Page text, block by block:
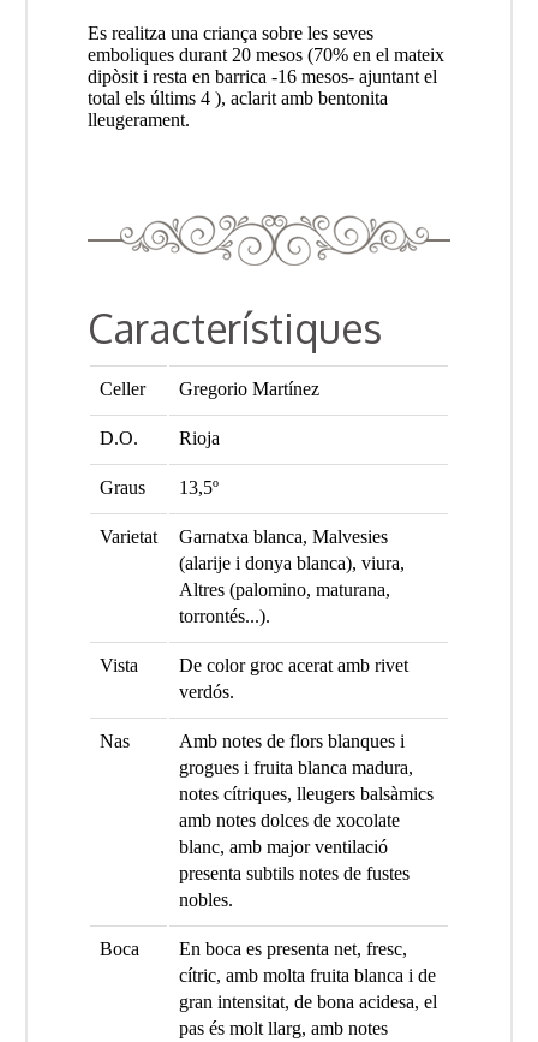
Es realitza una criança sobre les seves
emboliques durant 20 mesos (70% en el mateix
dipòsit i resta en barrica -16 mesos- ajuntant el
total els últims 4 ), aclarit amb bentonita
lleugerament.
Característiques
Celler Gregorio Martínez
D.O. Rioja
Graus 13,5º
Varietat
Garnatxa blanca, Malvesies
(alarije i donya blanca), viura,
Altres (palomino, maturana,
torrontés...).
Vista
De color groc acerat amb rivet
verdós.
Nas
Amb notes de flors blanques i
grogues i fruita blanca madura,
notes cítriques, lleugers balsàmics
amb notes dolces de xocolate
blanc, amb major ventilació
presenta subtils notes de fustes
nobles.
Boca
En boca es presenta net, fresc,
cítric, amb molta fruita blanca i de
gran intensitat, de bona acidesa, el
pas és molt llarg, amb notes